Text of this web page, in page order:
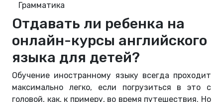
Грамматика
Отдавать ли ребенка на
онлайн-курсы английского
языка для детей?
Обучение иностранному языку всегда проходит
максимально легко, если погрузиться в это с
головой, как, к примеру, во время путешествия. Но